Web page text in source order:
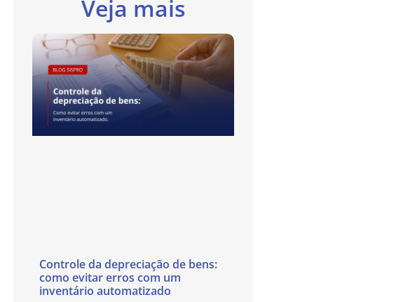
Veja mais
Controle da depreciação de bens:
como evitar erros com um
inventário automatizado